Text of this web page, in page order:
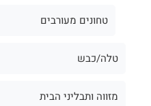
טחונים מעורבים
טלה/כבש
מזווה ותבליני הבית